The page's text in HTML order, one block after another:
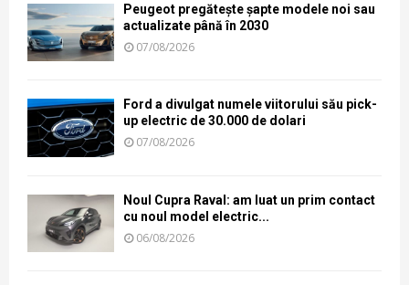
Peugeot pregătește șapte modele noi sau
actualizate până în 2030
07/08/2026
Ford a divulgat numele viitorului său pick-
up electric de 30.000 de dolari
07/08/2026
Noul Cupra Raval: am luat un prim contact
cu noul model electric...
06/08/2026